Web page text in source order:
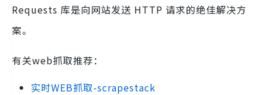
Requests 库是向网站发送 HTTP 请求的绝佳解决方
案。
有关web抓取推荐：
实时WEB抓取-scrapestack